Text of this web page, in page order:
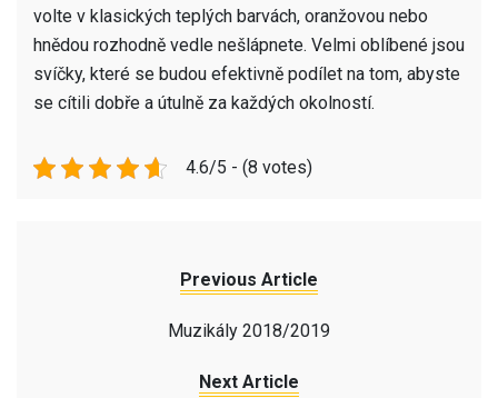
volte v klasických teplých barvách, oranžovou nebo
hnědou rozhodně vedle nešlápnete. Velmi oblíbené jsou
svíčky, které se budou efektivně podílet na tom, abyste
se cítili dobře a útulně za každých okolností.
4.6/5 - (8 votes)
Previous Article
Muzikály 2018/2019
Next Article